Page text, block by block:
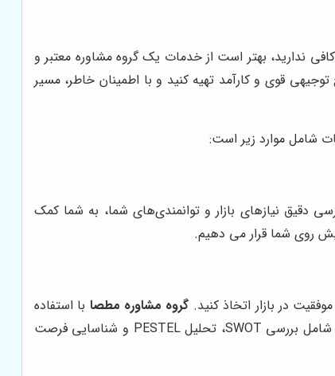
ندارید، بهتر است از خدمات یک گروه مشاوره معتبر و
قوی و کارآمد تهیه کنید و با اطمینان خاطر، مسیر
شامل موارد زیر است:
دقیق نیازهای بازار و توانمندی‌های شما، به شما کمک
روی شما قرار می دهیم.
در بازار اتخاذ کنید. گروه مشاوره مطصا با استفاده
از روش‌های علمی و تخصصی، بازار و رقبا را به طور کامل تحلیل می‌کند و اطلاعات دقیقی را در اختیار شما قرار می‌دهد. این تحلیل شامل بررسی SWOT، تحلیل PESTEL و شناسایی فرصت